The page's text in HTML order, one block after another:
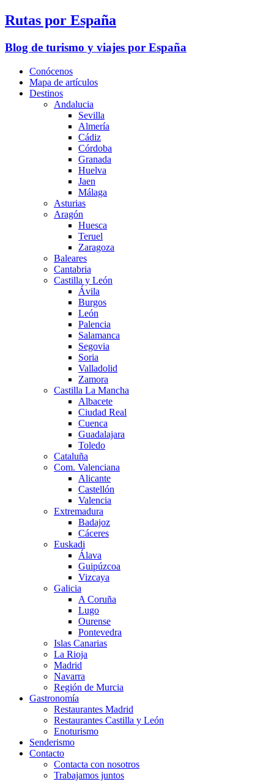
Rutas por España
Blog de turismo y viajes por España
Conócenos
Mapa de artículos
Destinos
Andalucia
Sevilla
Almería
Cádiz
Córdoba
Granada
Huelva
Jaen
Málaga
Asturias
Aragón
Huesca
Teruel
Zaragoza
Baleares
Cantabria
Castilla y León
Ávila
Burgos
León
Palencia
Salamanca
Segovia
Soria
Valladolid
Zamora
Castilla La Mancha
Albacete
Ciudad Real
Cuenca
Guadalajara
Toledo
Cataluña
Com. Valenciana
Alicante
Castellón
Valencia
Extremadura
Badajoz
Cáceres
Euskadi
Álava
Guipúzcoa
Vizcaya
Galicia
A Coruña
Lugo
Ourense
Pontevedra
Islas Canarias
La Rioja
Madrid
Navarra
Región de Murcia
Gastronomía
Restaurantes Madrid
Restaurantes Castilla y León
Enoturismo
Senderismo
Contacto
Contacta con nosotros
Trabajamos juntos